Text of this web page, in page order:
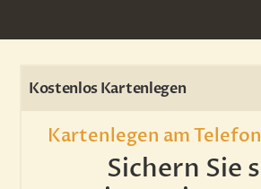
Kostenlos Kartenlegen
Kartenlegen am
Sichern Sie